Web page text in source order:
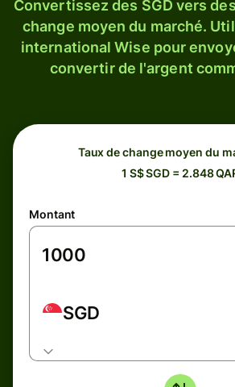
Convertissez des SGD vers
change moyen du marché.
international Wise pour
convertir de l'argent
Taux de change moyen du
1 S$ SGD = 2.848
Montant
SGD